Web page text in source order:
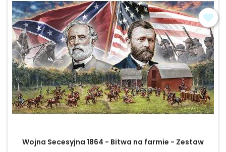
Wojna Secesyjna 1864 - Bitwa na farmie - Zestaw